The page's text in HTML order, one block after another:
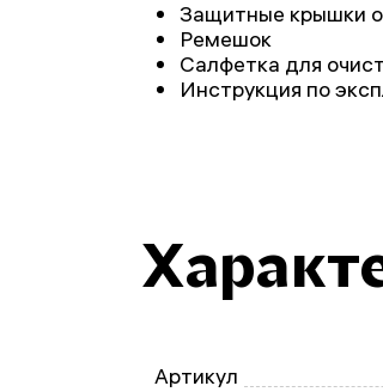
Защитные крышки
Ремешок
Салфетка для
Инструкция по
Артикул